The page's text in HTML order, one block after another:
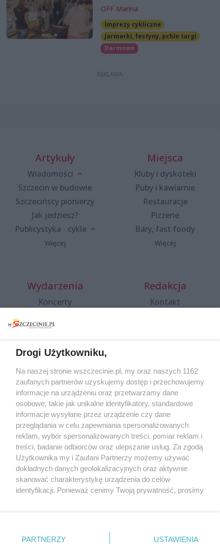
OFF Marina
Imprezy cykliczne
Jarmarki, festyny, pchle targi
Darmowe
Artykuły
Wiadomości
Szczecin w budowie
Szczecińscy pionierzy
Jak jedziesz?
Publicystyka - cykle
Więcej
Miejsca
Kluby i dyskoteki
Puby i kawiarnie
Restauracje
Pizzerie
Bary, fast foody
Więcej
Wydarzenia
Koncerty
Spacery i oprowadzania
targi
Wernisaże
Więcej
Redakcja
Kontakt
Specjalny koncert z okazji
20. urodzin portalu
wSzczecinie.pl
Regulamin konkursów
śniadaniówka "Hej
Szczecin! Jest piątek!"
Partnerzy
Praca Szczecin
Drogi Użytkowniku,
Na naszej stronie wszczecinie.pl, my oraz naszych 1162
zaufanych partnerów uzyskujemy dostęp i przechowujemy
informacje na urządzeniu oraz przetwarzamy dane
osobowe, takie jak unikalne identyfikatory, standardowe
informacje wysyłane przez urządzenie czy dane
przeglądania w celu zapewniania spersonalizowanych
reklam, wybór spersonalizowanych treści, pomiar reklam i
treści, badanie odbiorców oraz ulepszanie usług. Za zgodą
Użytkownika my i Zaufani Partnerzy możemy używać
dokładnych danych geolokalizacyjnych oraz aktywnie
skanować charakterystykę urządzenia do celów
identyfikacji. Ponieważ cenimy Twoją prywatność, prosimy
prywatności znajdujący się w lewym dolnym rogu strony
PARTNERZY USTAWIENIA